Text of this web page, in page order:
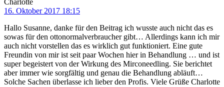
Charlotte
16. Oktober 2017 18:15
Hallo Susanne, danke für den Beitrag ich wusste auch nicht das es
sowas für den ottonormalverbraucher gibt… Allerdings kann ich mir
auch nicht vorstellen das es wirklich gut funktioniert. Eine gute
Freundin von mir ist seit paar Wochen hier in Behandlung … und ist
super begeistert von der Wirkung des Mirconeedling. Sie berichtet
aber immer wie sorgfältig und genau die Behandlung abläuft…
Solche Sachen überlasse ich lieber den Profis. Viele Grüße Charlotte